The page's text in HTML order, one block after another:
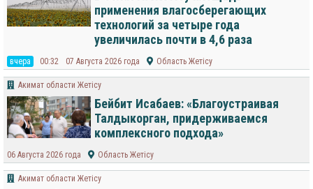
применения влагосберегающих
технологий за четыре года
увеличилась почти в 4,6 раза
вчера 00:32 07 Августа 2026 года Область Жетісу
Акимат области Жетісу
Бейбит Исабаев: «Благоустраивая
Талдыкорган, придерживаемся
комплексного подхода»
06 Августа 2026 года Область Жетісу
Акимат области Жетісу